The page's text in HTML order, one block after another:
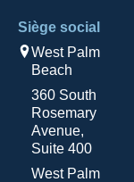
Siège social
West Palm
Beach
360 South
Rosemary
Avenue,
Suite 400
West Palm